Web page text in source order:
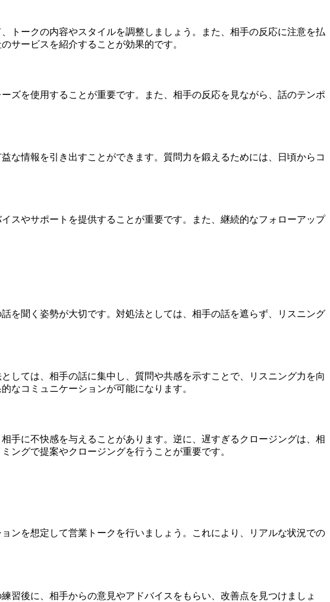
トークの内容やスタイルを調整しましょう。また、相手の反応に注意を払
サービスを紹介することが効果的です。
ズを使用することが重要です。また、相手の反応を見ながら、話のテンポ
な情報を引き出すことができます。質問力を鍛えるためには、日頃からコ
スやサポートを提供することが重要です。また、継続的なフォローアップ
を聞く姿勢が大切です。対処法としては、相手の話を遮らず、リスニング
しては、相手の話に集中し、質問や共感を示すことで、リスニング力を向
なコミュニケーションが可能になります。
手に不快感を与えることがあります。逆に、遅すぎるクロージングは、相
ングで提案やクロージングを行うことが重要です。
ンを想定して営業トークを行いましょう。これにより、リアルな状況での
習後に、相手からの意見やアドバイスをもらい、改善点を見つけましょ